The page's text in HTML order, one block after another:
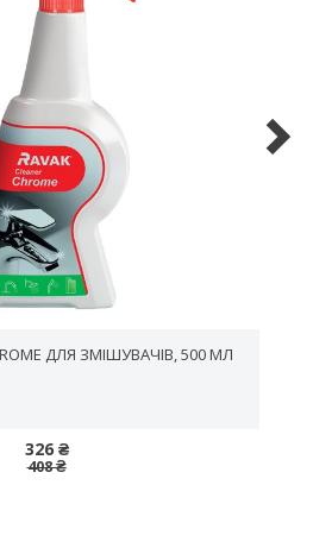
ДЛЯ ЗМІШУВАЧІВ, 500 МЛ
326 ₴
408 ₴